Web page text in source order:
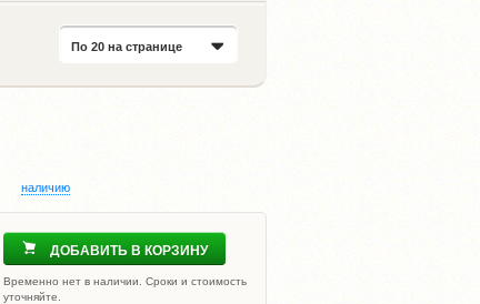
По 20 на странице
наличию
ДОБАВИТЬ В КОРЗИНУ
Временно нет в наличии. Сроки и стоимость
уточняйте.